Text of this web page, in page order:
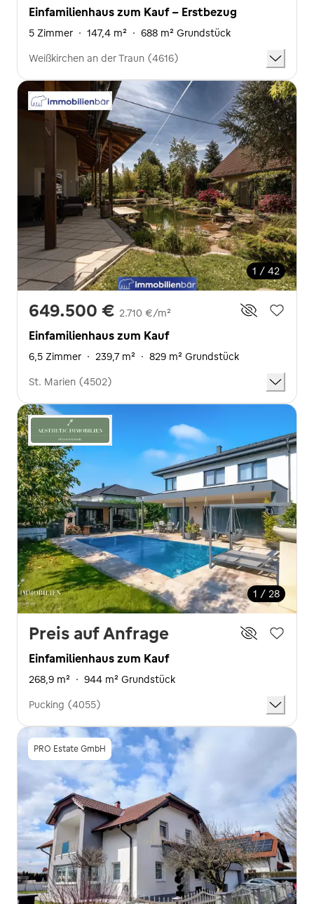
Einfamilienhaus zum Kauf - Erstbezug
5 Zimmer · 147,4 m² · 688 m² Grundstück
Weißkirchen an der Traun (4616)
1 / 42
649.500 € 2.710 €/m²
Einfamilienhaus zum Kauf
6,5 Zimmer · 239,7 m² · 829 m² Grundstück
St. Marien (4502)
1 / 28
Preis auf Anfrage
Einfamilienhaus zum Kauf
268,9 m² · 944 m² Grundstück
Pucking (4055)
PRO Estate GmbH